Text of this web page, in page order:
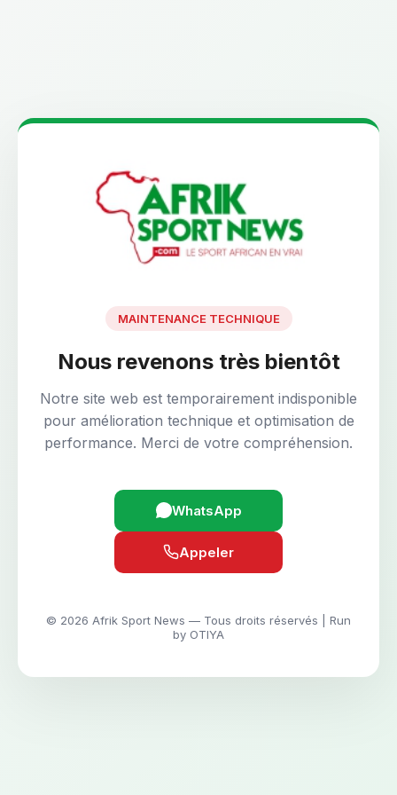
MAINTENANCE TECHNIQUE
Nous revenons très bientôt
Notre site web est temporairement indisponible
pour amélioration technique et optimisation de
performance. Merci de votre compréhension.
WhatsApp
Appeler
© 2026 Afrik Sport News — Tous droits réservés | Run
by OTIYA